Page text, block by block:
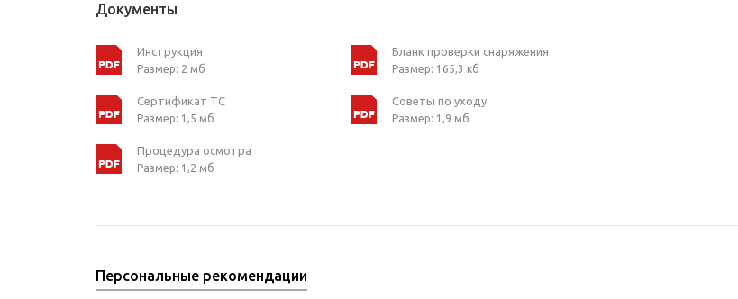
Документы
Инструкция
Размер: 2 мб
Сертификат ТС
Размер: 1,5 мб
Процедура осмотра
Размер: 1,2 мб
Бланк проверки снаряжения
Размер: 165,3 кб
Советы по уходу
Размер: 1,9 мб
Персональные рекомендации